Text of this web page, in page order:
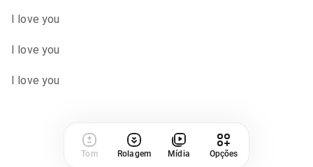
I love you
I love you
I love you
Tom Rolagem Mídia Opções